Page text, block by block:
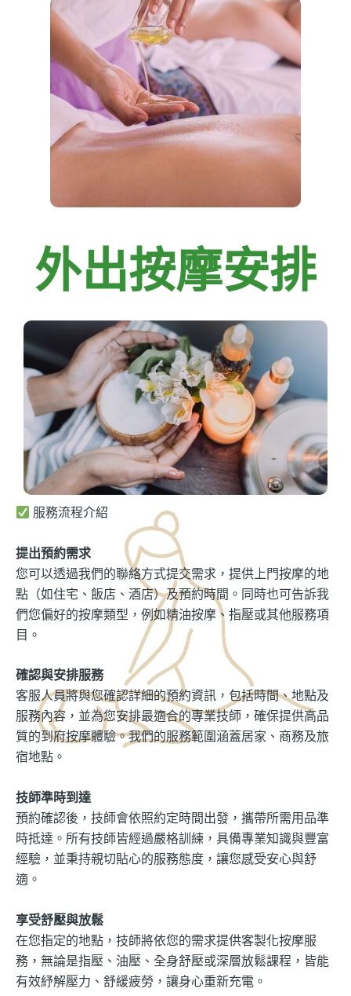
外出按摩安排
服務流程介紹
提出預約需求
您可以透過我們的聯絡方式提交需求，提供上門按摩的地
點（如住宅、飯店、酒店）及預約時間。同時也可告訴我
們您偏好的按摩類型，例如精油按摩、指壓或其他服務項
目。
確認與安排服務
客服人員將與您確認詳細的預約資訊，包括時間、地點及
服務內容，並為您安排最適合的專業技師，確保提供高品
質的到府按摩體驗。我們的服務範圍涵蓋居家、商務及旅
宿地點。
技師準時到達
預約確認後，技師會依照約定時間出發，攜帶所需用品準
時抵達。所有技師皆經過嚴格訓練，具備專業知識與豐富
經驗，並秉持親切貼心的服務態度，讓您感受安心與舒
適。
享受舒壓與放鬆
在您指定的地點，技師將依您的需求提供客製化按摩服
務，無論是指壓、油壓、全身舒壓或深層放鬆課程，皆能
有效紓解壓力、舒緩疲勞，讓身心重新充電。